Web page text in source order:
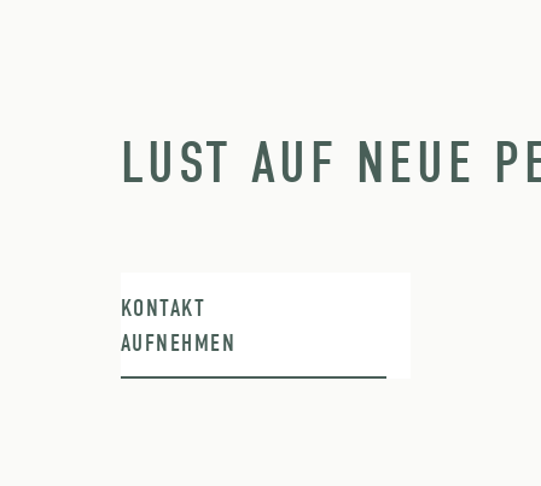
LUST AUF NEUE
KONTAKT
AUFNEHMEN